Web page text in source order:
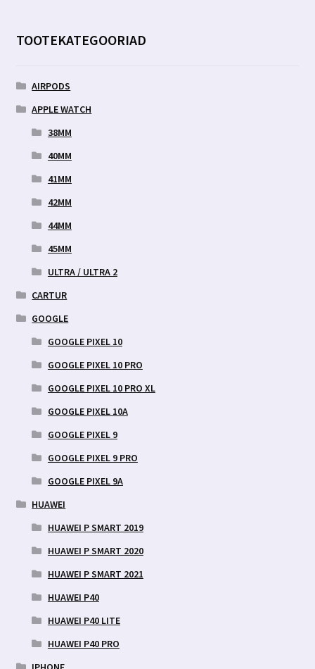
TOOTEKATEGOORIAD
AIRPODS
APPLE WATCH
38MM
40MM
41MM
42MM
44MM
45MM
ULTRA / ULTRA 2
CARTUR
GOOGLE
GOOGLE PIXEL 10
GOOGLE PIXEL 10 PRO
GOOGLE PIXEL 10 PRO XL
GOOGLE PIXEL 10A
GOOGLE PIXEL 9
GOOGLE PIXEL 9 PRO
GOOGLE PIXEL 9A
HUAWEI
HUAWEI P SMART 2019
HUAWEI P SMART 2020
HUAWEI P SMART 2021
HUAWEI P40
HUAWEI P40 LITE
HUAWEI P40 PRO